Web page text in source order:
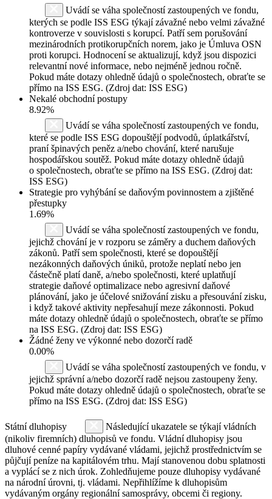
Uvádí se váha společností zastoupených ve fondu,
kterých se podle ISS ESG týkají závažné nebo velmi závažné
kontroverze v souvislosti s korupcí. Patří sem porušování
mezinárodních protikorupčních norem, jako je Úmluva OSN
proti korupci. Hodnocení se aktualizují, když jsou dispozici
relevantní nové informace, nebo nejméně jednou ročně.
Pokud máte dotazy ohledně údajů o společnostech, obraťte se
přímo na ISS ESG. (Zdroj dat: ISS ESG)
Nekalé obchodní postupy
8.92%
Uvádí se váha společností zastoupených ve fondu,
které se podle ISS ESG dopouštějí podvodů, úplatkářství,
praní špinavých peněz a/nebo chování, které narušuje
hospodářskou soutěž. Pokud máte dotazy ohledně údajů
o společnostech, obraťte se přímo na ISS ESG. (Zdroj dat:
ISS ESG)
Strategie pro vyhýbání se daňovým povinnostem a zjištěné
přestupky
1.69%
Uvádí se váha společností zastoupených ve fondu,
jejichž chování je v rozporu se záměry a duchem daňových
zákonů. Patří sem společnosti, které se dopouštějí
nezákonných daňových úniků, protože neplatí nebo jen
částečně platí daně, a/nebo společnosti, které uplatňují
strategie daňové optimalizace nebo agresivní daňové
plánování, jako je účelové snižování zisku a přesouvání zisku,
i když takové aktivity nepřesahují meze zákonnosti. Pokud
máte dotazy ohledně údajů o společnostech, obraťte se přímo
na ISS ESG. (Zdroj dat: ISS ESG)
Žádné ženy ve výkonné nebo dozorčí radě
0.00%
Uvádí se váha společností zastoupených ve fondu, v
jejichž správní a/nebo dozorčí radě nejsou zastoupeny ženy.
Pokud máte dotazy ohledně údajů o společnostech, obraťte se
přímo na ISS ESG. (Zdroj dat: ISS ESG)
Státní dluhopisy
Následující ukazatele se týkají vládních
(nikoliv firemních) dluhopisů ve fondu. Vládní dluhopisy jsou
dluhové cenné papíry vydávané vládami, jejichž prostřednictvím se
půjčují peníze na kapitálovém trhu. Mají stanovenou dobu splatnosti
a vyplácí se z nich úrok. Zohledňujeme pouze dluhopisy vydávané
na národní úrovni, tj. vládami. Nepřihlížíme k dluhopisům
vydávaným orgány regionální samosprávy, obcemi či regiony.